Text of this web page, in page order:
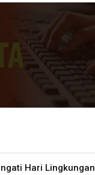
Hari Lingkungan